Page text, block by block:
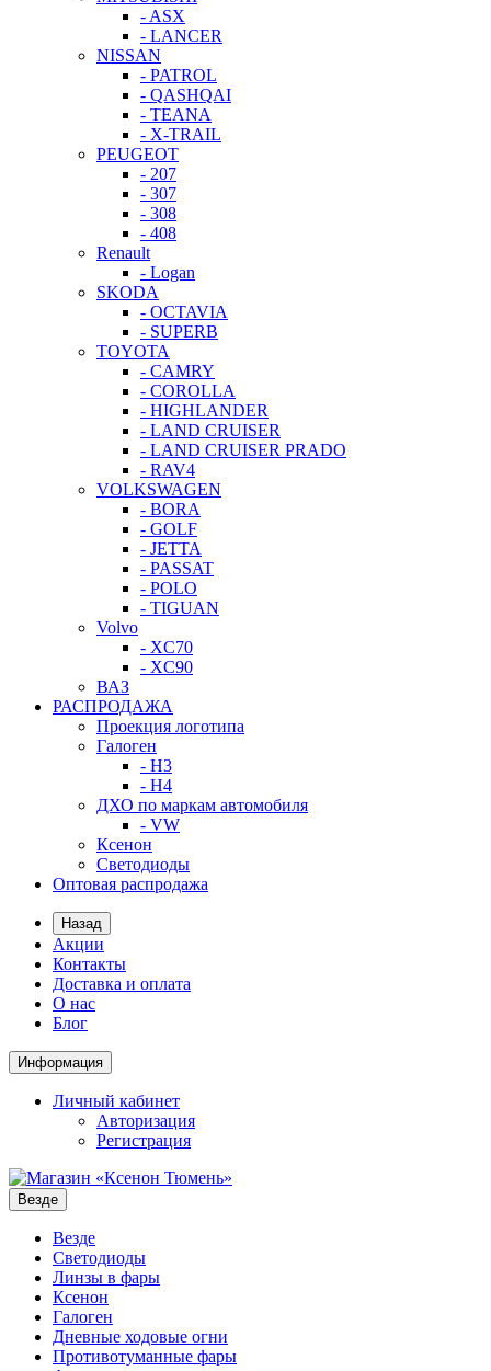
- ASX
- LANCER
NISSAN
- PATROL
- QASHQAI
- TEANA
- X-TRAIL
PEUGEOT
- 207
- 307
- 308
- 408
Renault
- Logan
SKODA
- OCTAVIA
- SUPERB
TOYOTA
- CAMRY
- COROLLA
- HIGHLANDER
- LAND CRUISER
- LAND CRUISER PRADO
- RAV4
VOLKSWAGEN
- BORA
- GOLF
- JETTA
- PASSAT
- POLO
- TIGUAN
Volvo
- XC70
- XC90
ВАЗ
РАСПРОДАЖА
Проекция логотипа
Галоген
- H3
- H4
ДХО по маркам автомобиля
- VW
Ксенон
Светодиоды
Оптовая распродажа
Назад
Акции
Контакты
Доставка и оплата
О нас
Блог
Информация
Личный кабинет
Авторизация
Регистрация
Везде
Везде
Светодиоды
Линзы в фары
Ксенон
Галоген
Дневные ходовые огни
Противотуманные фары